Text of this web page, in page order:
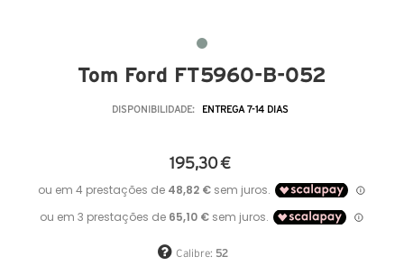
Tom Ford FT5960-B-052
DISPONIBILIDADE: ENTREGA 7-14 DIAS
195,30 €
Calibre: 52